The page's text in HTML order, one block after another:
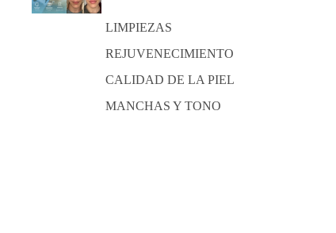
LIMPIEZAS
REJUVENECIMIENTO
CALIDAD DE LA PIEL
MANCHAS Y TONO